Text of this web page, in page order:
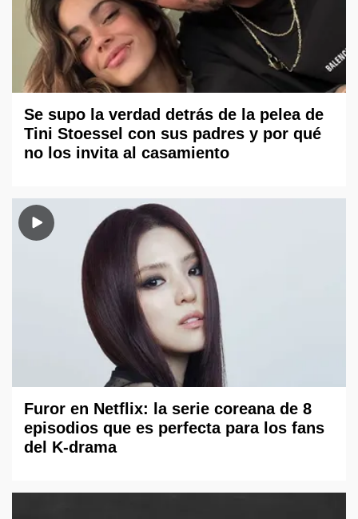
Se supo la verdad detrás de la pelea de
Tini Stoessel con sus padres y por qué
no los invita al casamiento
Furor en Netflix: la serie coreana de 8
episodios que es perfecta para los fans
del K-drama